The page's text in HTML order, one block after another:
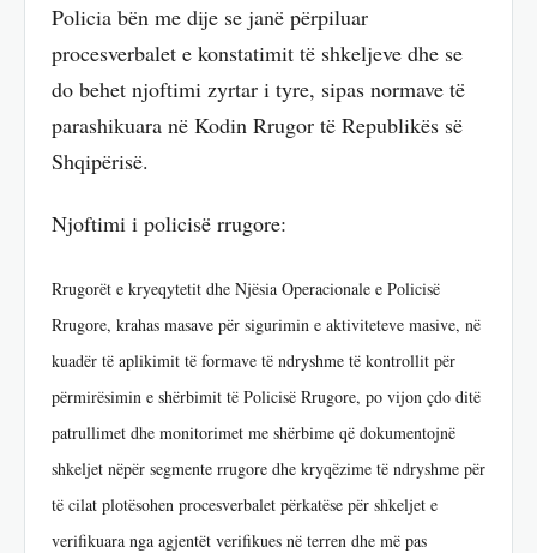
Policia bën me dije se janë përpiluar
procesverbalet e konstatimit të shkeljeve dhe se
do behet njoftimi zyrtar i tyre, sipas normave të
parashikuara në Kodin Rrugor të Republikës së
Shqipërisë.
Njoftimi i policisë rrugore:
Rrugorët e kryeqytetit dhe Njësia Operacionale e Policisë
Rrugore, krahas masave për sigurimin e aktiviteteve masive, në
kuadër të aplikimit të formave të ndryshme të kontrollit për
përmirësimin e shërbimit të Policisë Rrugore, po vijon çdo ditë
patrullimet dhe monitorimet me shërbime që dokumentojnë
shkeljet nëpër segmente rrugore dhe kryqëzime të ndryshme për
të cilat plotësohen procesverbalet përkatëse për shkeljet e
verifikuara nga agjentët verifikues në terren dhe më pas